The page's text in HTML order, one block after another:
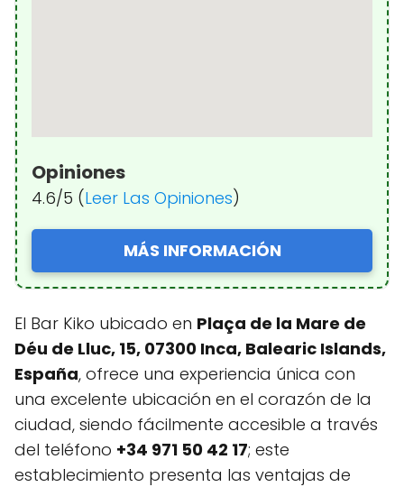
Opiniones
4.6/5 (Leer Las Opiniones)
MÁS INFORMACIÓN
El Bar Kiko ubicado en Plaça de la Mare de
Déu de Lluc, 15, 07300 Inca, Balearic Islands,
España, ofrece una experiencia única con
una excelente ubicación en el corazón de la
ciudad, siendo fácilmente accesible a través
del teléfono +34 971 50 42 17; este
establecimiento presenta las ventajas de